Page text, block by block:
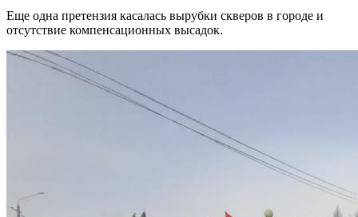
Еще одна претензия касалась вырубки скверов в городе и
отсутствие компенсационных высадок.